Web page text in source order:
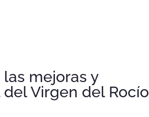
mejoras y
Virgen del Rocío